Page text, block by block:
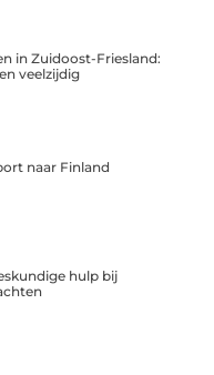
in Zuidoost-Friesland:
veelzijdig
naar Finland
hulp bij